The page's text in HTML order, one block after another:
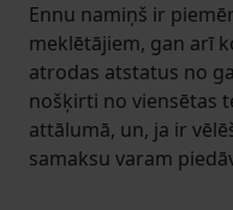
Ennu namiņš ir
meklētājiem, gan arī
atrodas atstatus no
nošķirti no viensētas
attālumā, un, ja ir
samaksu varam